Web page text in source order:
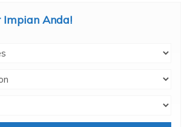
Impian Anda!